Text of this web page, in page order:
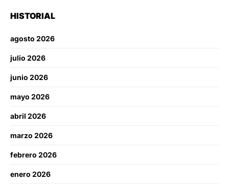
HISTORIAL
agosto 2026
julio 2026
junio 2026
mayo 2026
abril 2026
marzo 2026
febrero 2026
enero 2026